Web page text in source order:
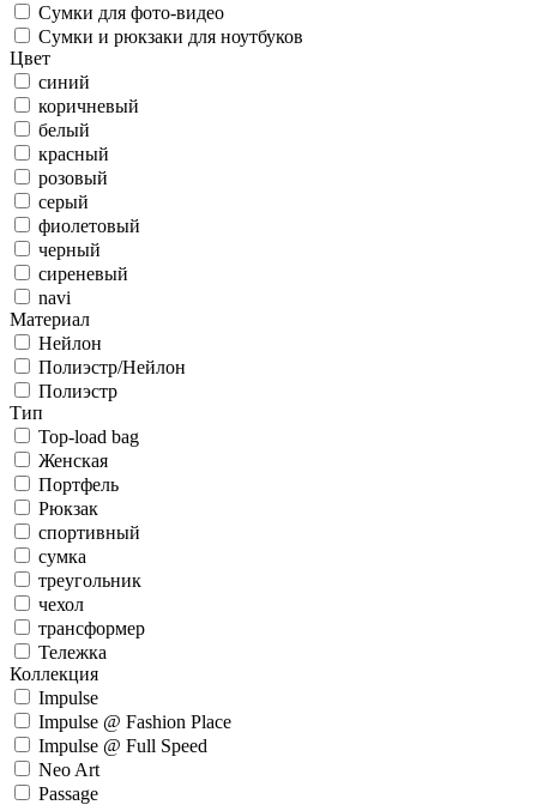
Сумки для фото-видео
Сумки и рюкзаки для ноутбуков
Цвет
синий
коричневый
белый
красный
розовый
серый
фиолетовый
черный
сиреневый
navi
Материал
Нейлон
Полиэстр/Нейлон
Полиэстр
Тип
Top-load bag
Женская
Портфель
Рюкзак
спортивный
сумка
треугольник
чехол
трансформер
Тележка
Коллекция
Impulse
Impulse @ Fashion Place
Impulse @ Full Speed
Neo Art
Passage